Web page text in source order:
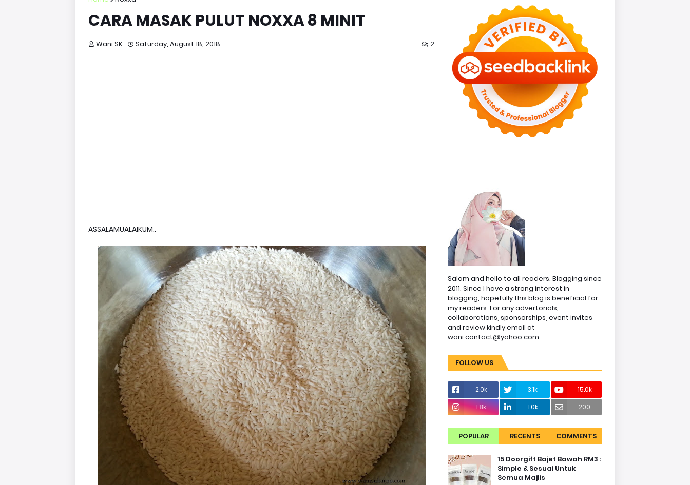
CARA MASAK PULUT NOXXA 8 MINIT
Wani SK Saturday, August 18, 2018 2
ASSALAMUALAIKUM..
Salam and hello to all readers. Blogging since
2011. Since I have a strong interest in
blogging, hopefully this blog is beneficial for
my readers. For any advertorials,
collaborations, sponsorships, event invites
and review kindly email at
wani.contact@yahoo.com
FOLLOW US
2.0k 3.1k
15.0k
1.8k
1.0k 200
POPULAR RECENTS COMMENTS
15 Doorgift Bajet Bawah RM3 :
Simple & Sesuai Untuk
Semua Majlis